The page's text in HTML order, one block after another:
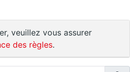
veuillez vous assurer
des règles.